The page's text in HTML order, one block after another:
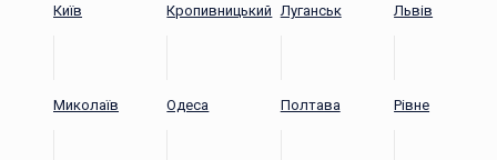
Київ Кропивницький Луганськ Львів
Миколаїв Одеса Полтава Рівне